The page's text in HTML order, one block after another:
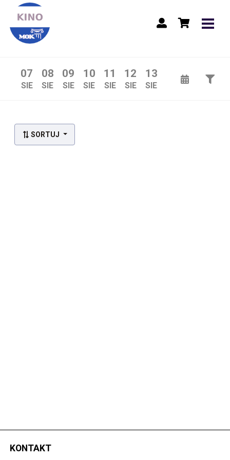
07
SIE
08
SIE
09
SIE
10
SIE
11
SIE
12
SIE
13
SIE
Lista wydarzeń:
SORTUJ
KONTAKT